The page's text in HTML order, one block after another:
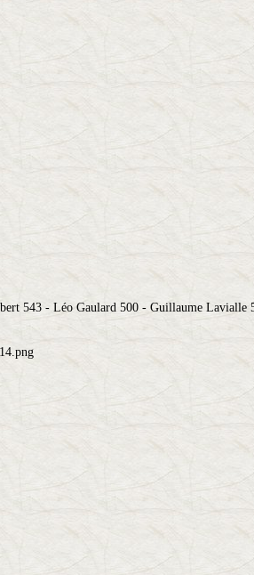
543 - Léo Gaulard 500 - Guillaume Lavialle